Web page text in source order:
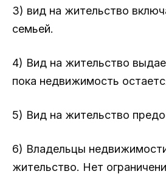
3) вид на жительство
семьей.
4) Вид на жительство
пока недвижимость
5) Вид на жительство
6) Владельцы
жительство. Нет